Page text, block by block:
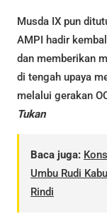
Musda IX pun
AMPI hadir
dan memberikan
di tengah upaya
melalui gerakan
Tukan
Baca juga:
Umbu Rudi
Rindi